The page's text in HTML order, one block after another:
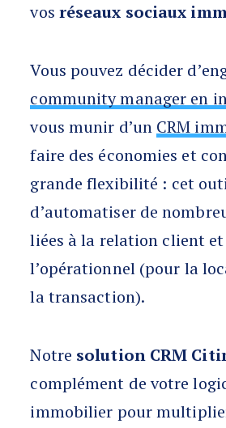
vos réseaux sociaux
Vous pouvez décider
community manager en
vous munir d’un CRM
faire des économies et
grande flexibilité : cet
d’automatiser de
liées à la relation client
l’opérationnel (pour la
la transaction).
Notre solution CRM
complément de votre
immobilier pour